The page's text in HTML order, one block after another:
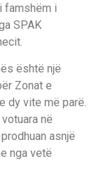
famshëm i
SPAK
është një
Zonat e
dy vite më parë.
në
asnjë
nga vetë